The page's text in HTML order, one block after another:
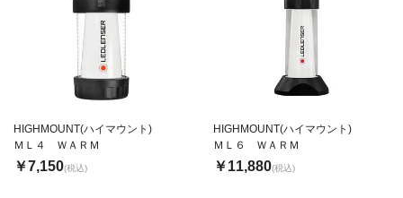
HIGHMOUNT(ハイマウント)
ＭＬ４ ＷＡＲＭ
￥7,150(税込)
HIGHMOUNT(ハイマウント)
ＭＬ６ ＷＡＲＭ
￥11,880(税込)